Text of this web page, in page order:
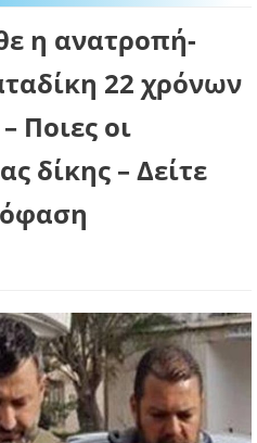
η ανατροπή-
22 χρόνων
Ποιες οι
δίκης – Δείτε